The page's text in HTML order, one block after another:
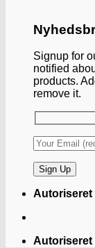
Signup for
notified
products.
remove it.
Autoriseret
Autoriseret